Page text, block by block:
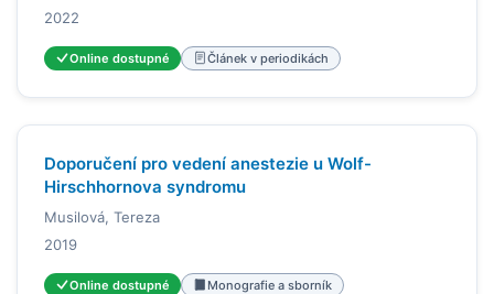
2022
Online dostupné Článek v periodikách
Doporučení pro vedení anestezie u Wolf-
Hirschhornova syndromu
Musilová, Tereza
2019
Online dostupné Monografie a sborník